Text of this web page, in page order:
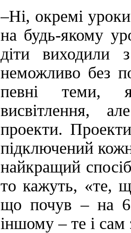
‒Ні, окремі
на будь-якому
діти виходили
неможливо без
певні теми,
висвітлення,
проекти.
підключений
найкращий
то кажуть, «те,
що почув – на
іншому – те і сам